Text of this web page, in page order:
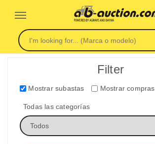
Filter
Mostrar subastas Mostrar compras
Todas las categorías